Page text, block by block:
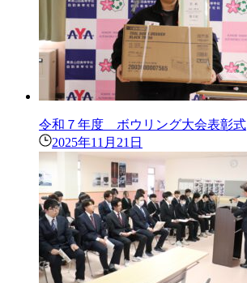
令和７年度 ボウリング大会表彰式
2025年11月21日